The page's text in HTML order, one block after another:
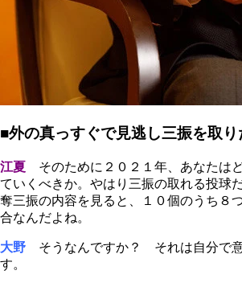
■外の真っすぐで見逃し三振を取り
江夏 そのために２０２１年、あなたは
ていくべきか。やはり三振の取れる投球
奪三振の内容を見ると、１０個のうち８
合なんだよね。
大野
そうなんですか？ それは自分で
す。